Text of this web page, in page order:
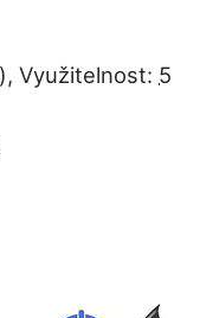
, Využitelnost: 5